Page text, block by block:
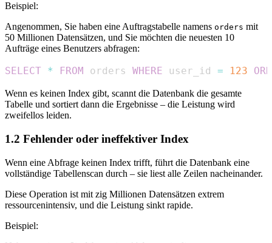
Beispiel:
Angenommen, Sie haben eine Auftragstabelle namens orders mit
50 Millionen Datensätzen, und Sie möchten die neuesten 10
Aufträge eines Benutzers abfragen:
SELECT * FROM orders WHERE user_id = 123
Wenn es keinen Index gibt, scannt die Datenbank die gesamte
Tabelle und sortiert dann die Ergebnisse – die Leistung wird
zweifellos leiden.
1.2 Fehlender oder ineffektiver Index
Wenn eine Abfrage keinen Index trifft, führt die Datenbank eine
vollständige Tabellenscan durch – sie liest alle Zeilen nacheinander.
Diese Operation ist mit zig Millionen Datensätzen extrem
ressourcenintensiv, und die Leistung sinkt rapide.
Beispiel: